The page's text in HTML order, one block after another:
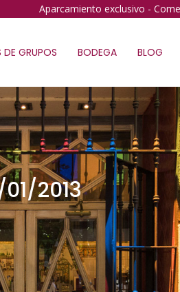
Aparcamiento exclusivo -
DE GRUPOS BODEGA BLOG
2013